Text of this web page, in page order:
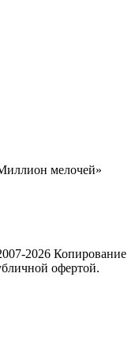
мелочей»
2026 Копирование
офертой.